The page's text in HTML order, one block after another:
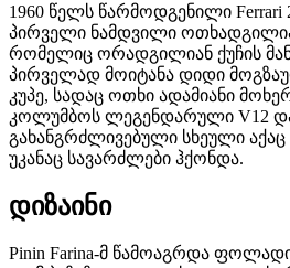
1960 წელს წარმოდგენილი Ferrari
პირველი ნამდვილი
რომელიც ორადგილიან ქუჩის
პირველად მოიტანა დიდი
კუპე, სადაც ოთხი ადამიანი
კოლუმბოს ლეგენდარული V12 და
გახანგრძლივებული სხეული
უკანაც სავარძლები ჰქონდა.
დიზაინი
Pinin Farina-მ წამოაგრდა